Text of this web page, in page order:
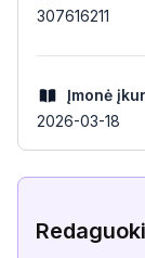
307616211
Įmonė
2026-03-18